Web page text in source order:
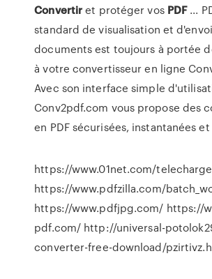
Convertiret protéger vos PDF...
standard de visualisation et
documents est toujours à portée
à votre convertisseur en ligne
Avec son interface simple
Conv2pdf.com vous propose des
en PDF sécurisées, instantanées
https://www.01net.com/
https://www.pdfzilla.com/
https://www.pdfjpg.com/ https://
pdf.com/ http://universal-
converter-free-download/